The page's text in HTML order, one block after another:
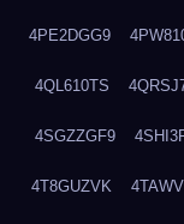
4PE2DGG9
4QL610TS
4SGZZGF9
4T8GUZVK